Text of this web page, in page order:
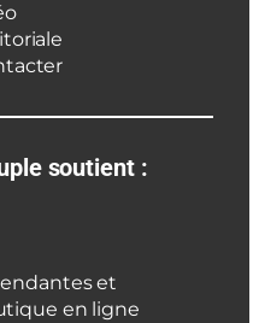
soutient :
et
en ligne